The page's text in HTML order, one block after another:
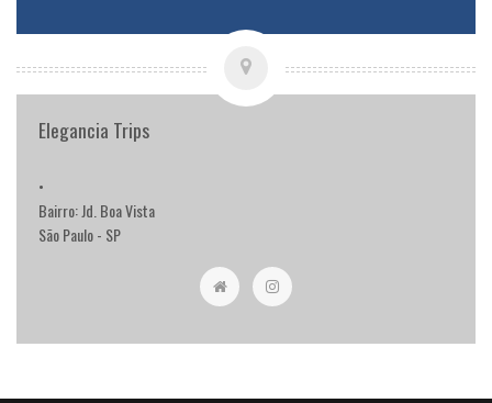
Elegancia Trips
•
Bairro: Jd. Boa Vista
São Paulo - SP